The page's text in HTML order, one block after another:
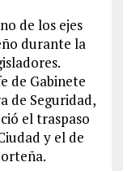
de los ejes
durante la
de Gabinete
de Seguridad,
el traspaso
y el de